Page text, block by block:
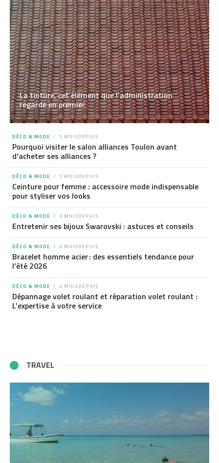
La toiture, cet élément que l’administration
regarde en premier
DÉCO & MODE 1 MOISDEPUIS
Pourquoi visiter le salon alliances Toulon avant
d’acheter ses alliances ?
DÉCO & MODE 3 MOISDEPUIS
Ceinture pour femme : accessoire mode indispensable
pour styliser vos looks
DÉCO & MODE 3 MOISDEPUIS
Entretenir ses bijoux Swarovski : astuces et conseils
DÉCO & MODE 3 MOISDEPUIS
Bracelet homme acier : des essentiels tendance pour
l’été 2026
DÉCO & MODE 4 MOISDEPUIS
Dépannage volet roulant et réparation volet roulant :
L’expertise à votre service
TRAVEL